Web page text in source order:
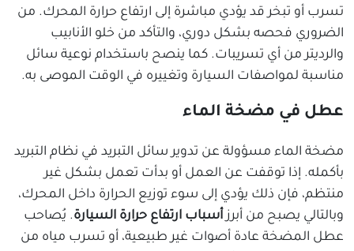
تسرب أو تبخر قد يؤدي مباشرة إلى ارتفاع حرارة المحرك. من
الضروري فحصه بشكل دوري، والتأكد من خلو الأنابيب
والرديتر من أي تسريبات. كما ينصح باستخدام نوعية سائل
مناسبة لمواصفات السيارة وتغييره في الوقت الموصى به.
عطل في مضخة الماء
مضخة الماء مسؤولة عن تدوير سائل التبريد في نظام التبريد
بأكمله. إذا توقفت عن العمل أو بدأت تعمل بشكل غير
منتظم، فإن ذلك يؤدي إلى سوء توزيع الحرارة داخل المحرك،
وبالتالي يصبح من أبرزأسباب ارتفاع حرارة السيارة. يُصاحب
عطل المضخة عادة أصوات غير طبيعية، أو تسرب مياه من